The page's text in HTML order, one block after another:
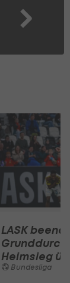
LASK
Heimsieg
Bundesliga